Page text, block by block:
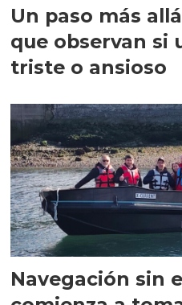
Un paso más
que observan si
triste o ansioso
Navegación sin